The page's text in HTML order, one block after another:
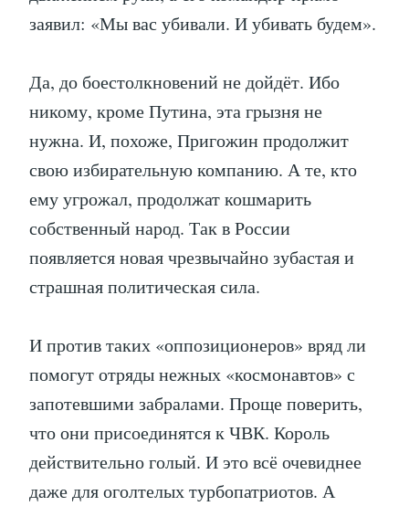
заявил: «Мы вас убивали. И убивать будем».
Да, до боестолкновений не дойдёт. Ибо
никому, кроме Путина, эта грызня не
нужна. И, похоже, Пригожин продолжит
свою избирательную компанию. А те, кто
ему угрожал, продолжат кошмарить
собственный народ. Так в России
появляется новая чрезвычайно зубастая и
страшная политическая сила.
И против таких «оппозиционеров» вряд ли
помогут отряды нежных «космонавтов» с
запотевшими забралами. Проще поверить,
что они присоединятся к ЧВК. Король
действительно голый. И это всё очевиднее
даже для оголтелых турбопатриотов. А